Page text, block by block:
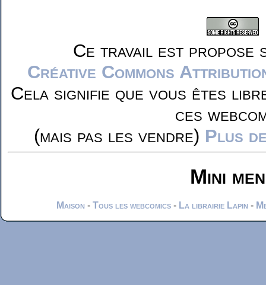
Ce travail est propose
Créative Commons
Cela signifie que vous êtes
ces
(mais pas les vendre) Plus
Mini
Maison - Tous les webcomics - La librairie Lapin -